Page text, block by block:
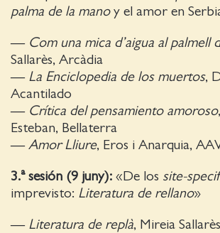
palma de la mano y el amor en
— Com una mica d’aigua al palmell
Sallarès, Arcàdia
— La Enciclopedia de los muertos,
Acantilado
— Crítica del pensamiento amoroso
Esteban, Bellaterra
— Amor Lliure, Eros i Anarquia,
3.ª sesión (9 juny): «De los site-
imprevisto: Literatura de rellano»
— Literatura de replà, Mireia Sallarès